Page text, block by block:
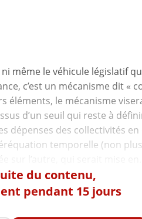
même le véhicule législatif
c’est un mécanisme dit «
éléments, le mécanisme
d’un seuil qui reste à
dépenses des collectivités
temporelle (non
du contenu,
pendant 15 jours